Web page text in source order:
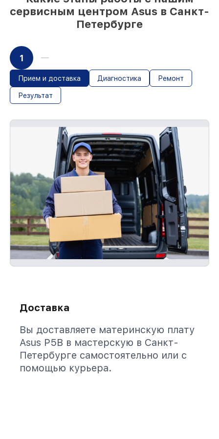
сервисным центром Asus в Санкт-
Петербурге
1
Прием и доставка Диагностика Ремонт
Результат
Доставка
Вы доставляете материнскую плату
Asus P5B в мастерскую в Санкт-
Петербурге самостоятельно или с
помощью курьера.